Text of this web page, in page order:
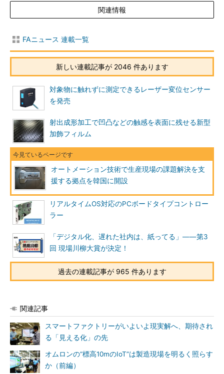
関連情報
FAニュース 連載一覧
新しい連載記事が 2046 件あります
対象物に触れずに測定できるレーザー変位センサー
を発売
射出成形加工で凹凸などの触感を表面に残せる新型
加飾フィルム
オートメーション技術で生産現場の課題解決を支
援する拠点を韓国に開設
リアルタイムOS対応のPCボードタイプコントロー
ラー
「デジタル化、遅れた社内は、紙ってる」――第3
回 現場川柳大賞が決定！
過去の連載記事が 965 件あります
関連記事
スマートファクトリーがいよいよ現実解へ、期待され
る「見える化」の先
オムロンの“標高10mのIoT”は製造現場を明るく照らす
か（前編）